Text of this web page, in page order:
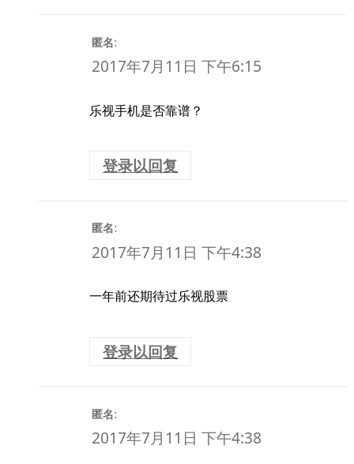
匿名:
2017年7月11日 下午6:15
乐视手机是否靠谱？
登录以回复
匿名:
2017年7月11日 下午4:38
一年前还期待过乐视股票
登录以回复
匿名:
2017年7月11日 下午4:38